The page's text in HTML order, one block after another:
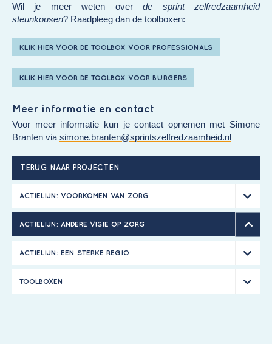
Wil je meer weten overde sprint zelfredzaamheid
steunkousen? Raadpleeg dan de toolboxen:
KLIK HIER VOOR DE TOOLBOX VOOR PROFESSIONALS
KLIK HIER VOOR DE TOOLBOX VOOR BURGERS
Meer informatie en contact
Voor meer informatie kun je contact opnemen met Simone
Branten via simone.branten@sprintszelfredzaamheid.nl
TERUG NAAR PROJECTEN
ACTIELIJN: VOORKOMEN VAN ZORG
ACTIELIJN: ANDERE VISIE OP ZORG
ACTIELIJN: EEN STERKE REGIO
TOOLBOXEN